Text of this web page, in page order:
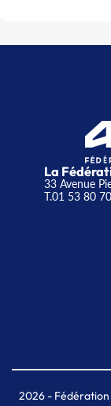
La
33 Avenue
T.01 53 80
2026- Fédération